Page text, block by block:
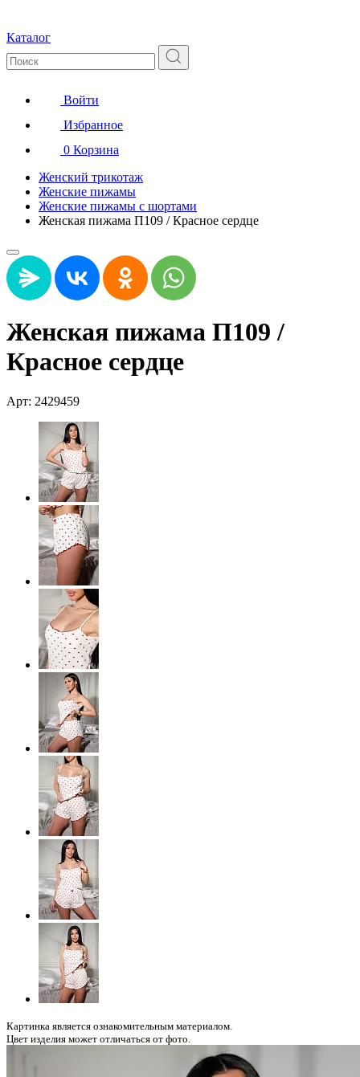
Каталог
Войти
Избранное
0 Корзина
Женский трикотаж
Женские пижамы
Женские пижамы с шортами
Женская пижама П109 / Красное сердце
Женская пижама П109 /
Красное сердце
Арт: 2429459
Картинка является ознакомительным материалом.
Цвет изделия может отличаться от фото.